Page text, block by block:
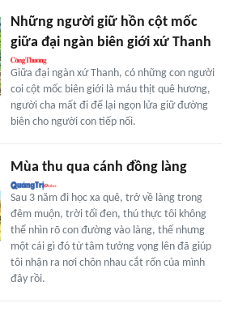
Những người giữ hồn cột mốc
giữa đại ngàn biên giới xứ Thanh
Giữa đại ngàn xứ Thanh, có những con người
coi cột mốc biên giới là máu thịt quê hương,
người cha mất đi để lại ngọn lửa giữ đường
biên cho người con tiếp nối.
Mùa thu qua cánh đồng làng
Sau 3 năm đi học xa quê, trở về làng trong
đêm muộn, trời tối đen, thú thực tôi không
thể nhìn rõ con đường vào làng, thế nhưng
một cái gì đó từ tâm tưởng vọng lên đã giúp
tôi nhận ra nơi chôn nhau cắt rốn của mình
đây rồi.